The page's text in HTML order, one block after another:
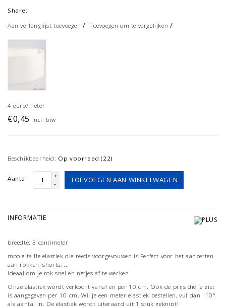
Share:
Aan verlanglijst toevoegen /Toevoegen om te vergelijken /
4 euro/meter
€0,45 Incl. btw
Beschikbaarheid: Op voorraad (22)
Aantal:
+
-
TOEVOEGEN AAN WINKELWAGEN
INFORMATIE
breedte: 3 centimeter
mooie taille elastiek die reeds voorgevouwen is.Perfect voor het aanzetten
aan rokken, shorts, ...
Ideaal om je rok snel en netjes af te werken
Onze elastiek wordt verkocht vanaf en per 10 cm. Ook de prijs die je ziet
is aangegeven per 10 cm. Wil je een meter elastiek bestellen, vul dan "10"
als aantal in. De elastiek wordt uiteraard uit 1 stuk geknipt!